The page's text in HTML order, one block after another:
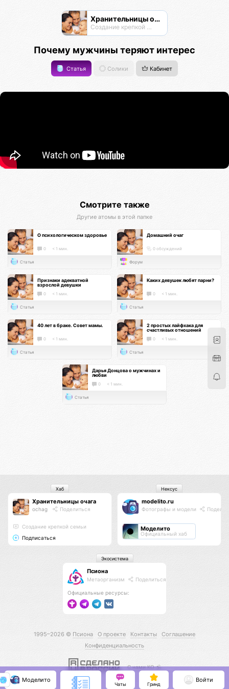
Хранительницы очага
Создание крепкой семьи
Почему мужчины теряют интерес
Статья Солики Кабинет
Смотрите также
Другие атомы в этой папке
О психологическом здоровье
0 < 1 мин.
Статья
Домашний очаг
0 обсуждений
Форум
Признаки адекватной
взрослой девушки
0 < 1 мин.
Статья
Каких девушек любят парни?
0 < 1 мин.
Статья
40 лет в браке. Совет мамы.
0 < 1 мин.
Статья
2 простых лайфхака для
счастливых отношений
0 < 1 мин.
Статья
Дарья Донцова о мужчинах и
любви
0 < 1 мин.
Статья
Хранительницы очага
ochag Поделиться
Создание крепкой семьи
Подписаться
Хаб
modelito.ru
Фотографы и модели
Моделито
Официальный хаб
Нексус
Псиона
Метаорганизм Поделиться
Официальные ресурсы:
Экосистема
1995–2026 © Псиона О проекте Контакты
Соглашение
Конфиденциальность
С нами КО 🕉️
Моделито
Чаты Гринд
Войти